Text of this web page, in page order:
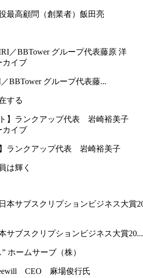
最高顧問（創業者）飯田亮
カイブ
BBTower グループ代表藤...
する
カイブ
ランクアップ代表 岩崎裕美子
は輝く
サブスクリプションビジネス大賞20...
ホームサーブ（株）